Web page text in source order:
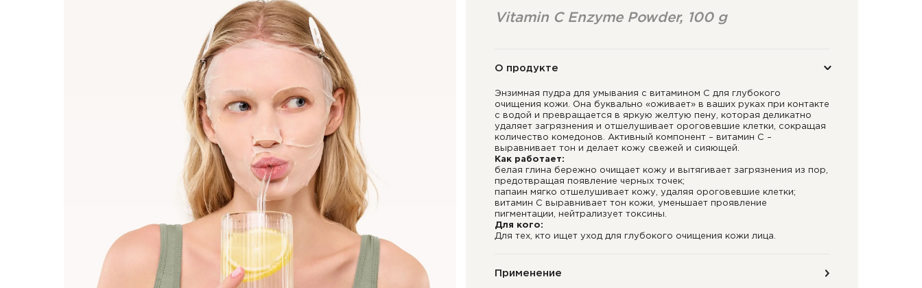
Vitamin C Enzyme Powder, 100 g
О продукте
Энзимная пудра для умывания с витамином С для глубокого
очищения кожи. Она буквально «оживает» в ваших руках при контакте
с водой и превращается в яркую желтую пену, которая деликатно
удаляет загрязнения и отшелушивает ороговевшие клетки, сокращая
количество комедонов. Активный компонент – витамин С –
выравнивает тон и делает кожу свежей и сияющей.
Как работает:
белая глина бережно очищает кожу и вытягивает загрязнения из пор,
предотвращая появление черных точек;
папаин мягко отшелушивает кожу, удаляя ороговевшие клетки;
витамин С выравнивает тон кожи, уменьшает проявление
пигментации, нейтрализует токсины.
Для кого:
Для тех, кто ищет уход для глубокого очищения кожи лица.
Применение